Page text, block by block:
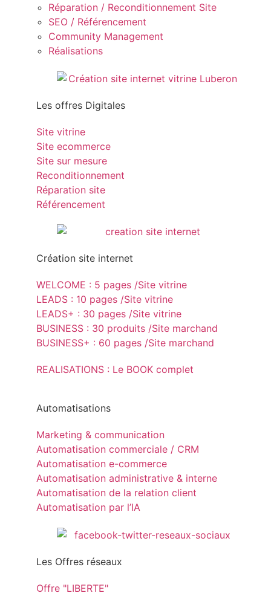
Réparation / Reconditionnement Site
SEO / Référencement
Community Management
Réalisations
Les offres Digitales
Site vitrine
Site ecommerce
Site sur mesure
Reconditionnement
Réparation site
Référencement
Création site internet
WELCOME : 5 pages /Site vitrine
LEADS : 10 pages /Site vitrine
LEADS+ : 30 pages /Site vitrine
BUSINESS : 30 produits /Site marchand
BUSINESS+ : 60 pages /Site marchand
REALISATIONS : Le BOOK complet
Automatisations
Marketing & communication
Automatisation commerciale / CRM
Automatisation e-commerce
Automatisation administrative & interne
Automatisation de la relation client
Automatisation par l’IA
Les Offres réseaux
Offre "LIBERTE"